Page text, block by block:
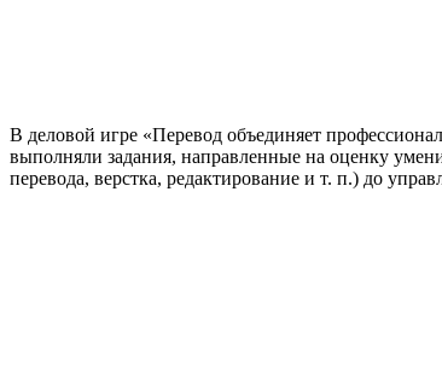
В деловой игре «Перевод объединяет
выполняли задания, направленные на оценку
перевода, верстка, редактирование и т. п.) до